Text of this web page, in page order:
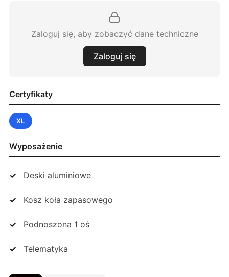
Zaloguj się, aby zobaczyć dane techniczne
Zaloguj się
Certyfikaty
XL
Wyposażenie
Deski aluminiowe
Kosz koła zapasowego
Podnoszona 1 oś
Telematyka